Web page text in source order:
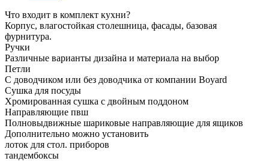
Что входит в комплект кухни?
Корпус, влагостойкая столешница, фасады, базовая
фурнитура.
Ручки
Различные варианты дизайна и материала на выбор
Петли
С доводчиком или без доводчика от компании Boyard
Сушка для посуды
Хромированная сушка с двойным поддоном
Направляющие пвш
Полновыдвижные шариковые направляющие для ящиков
Дополнительно можно установить
лоток для стол. приборов
тандембоксы